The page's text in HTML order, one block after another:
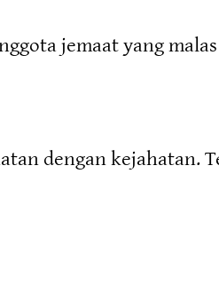
jemaat yang
dengan kejahatan.